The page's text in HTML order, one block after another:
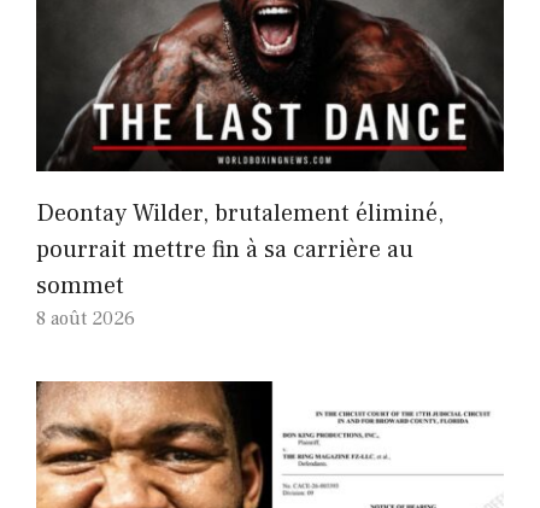
Deontay Wilder, brutalement éliminé,
pourrait mettre fin à sa carrière au
sommet
8 août 2026